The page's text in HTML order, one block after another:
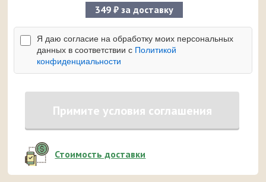
349 ₽ за доставку
Я даю согласие на обработку моих персональных
данных в соответствии с Политикой
конфиденциальности
Примите условия соглашения
Стоимость доставки